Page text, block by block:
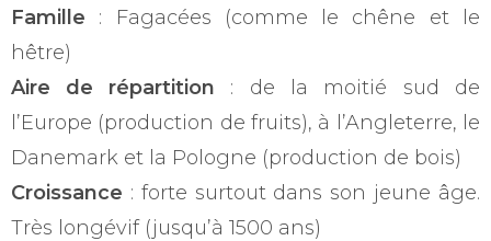
Famille : Fagacées (comme le chêne et le
hêtre)
Aire de répartition : de la moitié sud de
l’Europe (production de fruits), à l’Angleterre, le
Danemark et la Pologne (production de bois)
Croissance : forte surtout dans son jeune âge.
Très longévif (jusqu’à 1500 ans)